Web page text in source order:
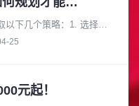
以下几个策略：1. 选择合
，选择适合你的网站类
25
元起！